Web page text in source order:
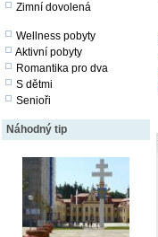
Zimní dovolená
Wellness pobyty
Aktivní pobyty
Romantika pro dva
S dětmi
Senioři
Náhodný tip